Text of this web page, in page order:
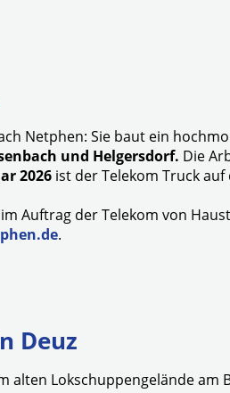
Netphen: Sie baut ein
und Helgersdorf. Die
2026 ist der Telekom Truck
Auftrag der Telekom von
.
Deuz
alten Lokschuppengelände am